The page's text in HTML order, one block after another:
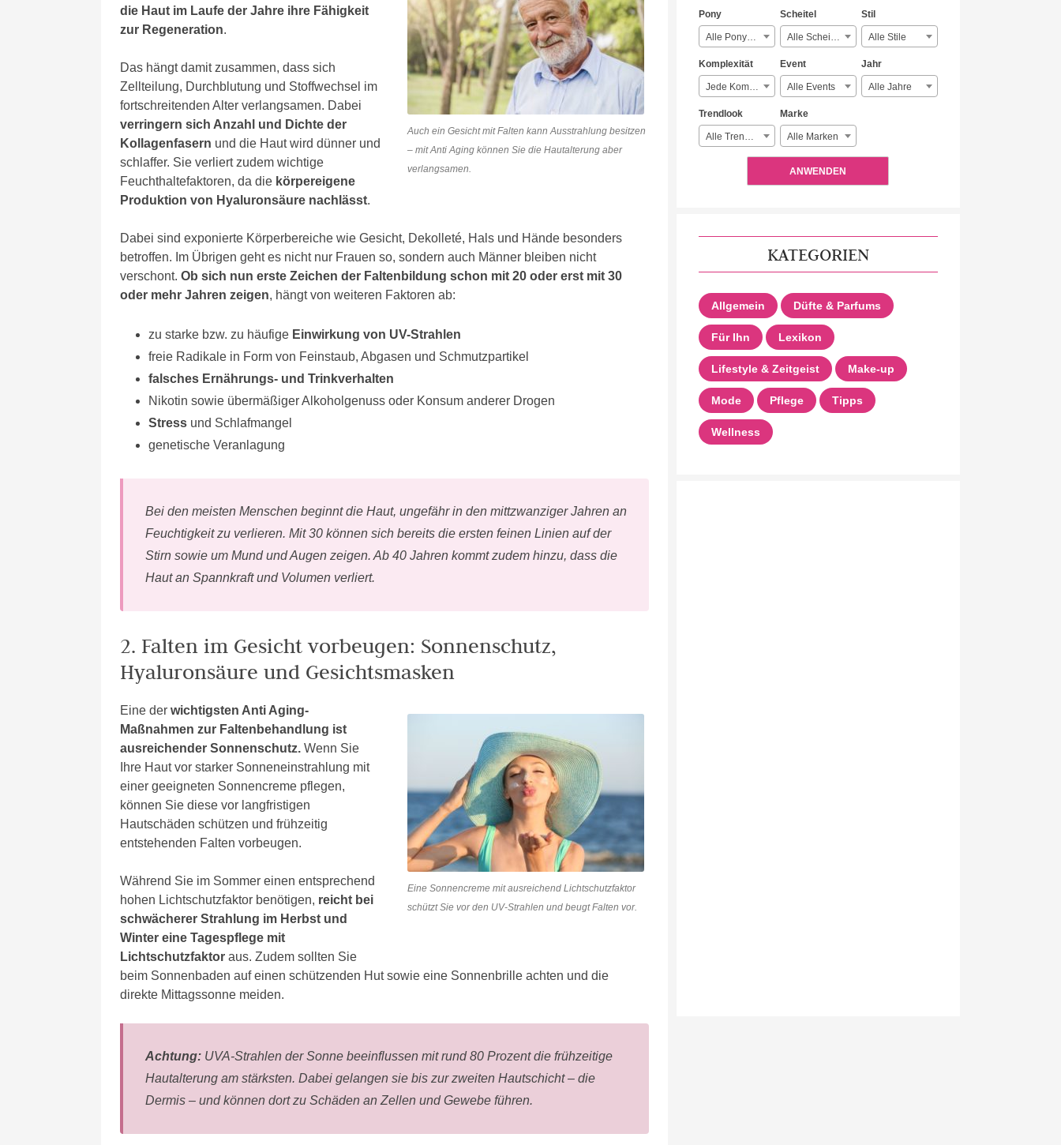
Auch ein Gesicht mit Falten kann Ausstrahlung besitzen
– mit Anti Aging können Sie die Hautalterung aber
verlangsamen.
die Haut im Laufe der Jahre ihre Fähigkeit
zur Regeneration.
Das hängt damit zusammen, dass sich
Zellteilung, Durchblutung und Stoffwechsel im
fortschreitenden Alter verlangsamen. Dabei
verringern sich Anzahl und Dichte der
Kollagenfasern und die Haut wird dünner und
schlaffer. Sie verliert zudem wichtige
Feuchthaltefaktoren, da die körpereigene
Produktion von Hyaluronsäure nachlässt.
Dabei sind exponierte Körperbereiche wie Gesicht, Dekolleté, Hals und Hände besonders
betroffen. Im Übrigen geht es nicht nur Frauen so, sondern auch Männer bleiben nicht
verschont. Ob sich nun erste Zeichen der Faltenbildung schon mit 20 oder erst mit 30
oder mehr Jahren zeigen, hängt von weiteren Faktoren ab:
zu starke bzw. zu häufige Einwirkung von UV-Strahlen
freie Radikale in Form von Feinstaub, Abgasen und Schmutzpartikel
falsches Ernährungs- und Trinkverhalten
Nikotin sowie übermäßiger Alkoholgenuss oder Konsum anderer Drogen
Stress und Schlafmangel
genetische Veranlagung
Bei den meisten Menschen beginnt die Haut, ungefähr in den mittzwanziger Jahren an
Feuchtigkeit zu verlieren. Mit 30 können sich bereits die ersten feinen Linien auf der
Stirn sowie um Mund und Augen zeigen. Ab 40 Jahren kommt zudem hinzu, dass die
Haut an Spannkraft und Volumen verliert.
2. Falten im Gesicht vorbeugen: Sonnenschutz,
Hyaluronsäure und Gesichtsmasken
Eine Sonnencreme mit ausreichend Lichtschutzfaktor
schützt Sie vor den UV-Strahlen und beugt Falten vor.
Eine der wichtigsten Anti Aging-
Maßnahmen zur Faltenbehandlung ist
ausreichender Sonnenschutz. Wenn Sie
Ihre Haut vor starker Sonneneinstrahlung mit
einer geeigneten Sonnencreme pflegen,
können Sie diese vor langfristigen
Hautschäden schützen und frühzeitig
entstehenden Falten vorbeugen.
Während Sie im Sommer einen entsprechend
hohen Lichtschutzfaktor benötigen, reicht bei
schwächerer Strahlung im Herbst und
Winter eine Tagespflege mit
Lichtschutzfaktor aus. Zudem sollten Sie
beim Sonnenbaden auf einen schützenden Hut sowie eine Sonnenbrille achten und die
direkte Mittagssonne meiden.
Achtung: UVA-Strahlen der Sonne beeinflussen mit rund 80 Prozent die frühzeitige
Hautalterung am stärksten. Dabei gelangen sie bis zur zweiten Hautschicht – die
Dermis – und können dort zu Schäden an Zellen und Gewebe führen.
Pony
Alle Ponyarten
Scheitel
Alle Scheitelarten
Stil
Alle Stile
Komplexität
Jede Komplexität
Event
Alle Events
Jahr
Alle Jahre
Trendlook
Alle Trendlooks
Marke
Alle Marken
ANWENDEN
KATEGORIEN
Allgemein Düfte & Parfums
Für Ihn Lexikon
Lifestyle & Zeitgeist Make-up
Mode Pflege Tipps
Wellness